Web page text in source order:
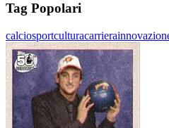
Tag Popolari
calciosportculturacarriera